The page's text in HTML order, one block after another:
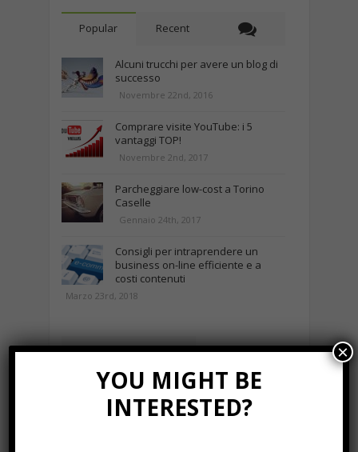
Popular Recent
Alcuni trucchi per avere un blog di
successo
Novembre 22nd, 2016
Comprare visite YouTube: i 5
vantaggi TOP!
Novembre 2nd, 2017
Parcheggiare low-cost a Torino
Caselle
Gennaio 24th, 2017
Consigli per intraprendere un
business on-line efficiente e a
costi contenuti
Marzo 23rd, 2018
NEWS IN UNA FOTO
YOU MIGHT BE
INTERESTED?
×